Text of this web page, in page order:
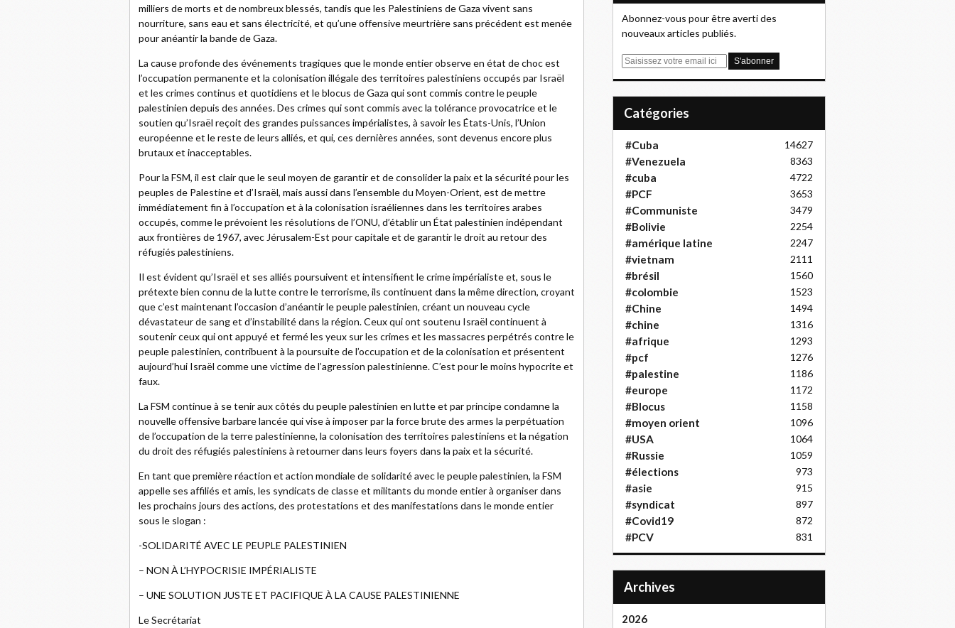
milliers de morts et de nombreux blessés, tandis que les Palestiniens de Gaza vivent sans
nourriture, sans eau et sans électricité, et qu’une offensive meurtrière sans précédent est menée
pour anéantir la bande de Gaza.
La cause profonde des événements tragiques que le monde entier observe en état de choc est
l’occupation permanente et la colonisation illégale des territoires palestiniens occupés par Israël
et les crimes continus et quotidiens et le blocus de Gaza qui sont commis contre le peuple
palestinien depuis des années. Des crimes qui sont commis avec la tolérance provocatrice et le
soutien qu’Israël reçoit des grandes puissances impérialistes, à savoir les États-Unis, l’Union
européenne et le reste de leurs alliés, et qui, ces dernières années, sont devenus encore plus
brutaux et inacceptables.
Pour la FSM, il est clair que le seul moyen de garantir et de consolider la paix et la sécurité pour les
peuples de Palestine et d’Israël, mais aussi dans l’ensemble du Moyen-Orient, est de mettre
immédiatement fin à l’occupation et à la colonisation israéliennes dans les territoires arabes
occupés, comme le prévoient les résolutions de l’ONU, d’établir un État palestinien indépendant
aux frontières de 1967, avec Jérusalem-Est pour capitale et de garantir le droit au retour des
réfugiés palestiniens.
Il est évident qu’Israël et ses alliés poursuivent et intensifient le crime impérialiste et, sous le
prétexte bien connu de la lutte contre le terrorisme, ils continuent dans la même direction, croyant
que c’est maintenant l’occasion d’anéantir le peuple palestinien, créant un nouveau cycle
dévastateur de sang et d’instabilité dans la région. Ceux qui ont soutenu Israël continuent à
soutenir ceux qui ont appuyé et fermé les yeux sur les crimes et les massacres perpétrés contre le
peuple palestinien, contribuent à la poursuite de l’occupation et de la colonisation et présentent
aujourd’hui Israël comme une victime de l’agression palestinienne. C’est pour le moins hypocrite et
faux.
La FSM continue à se tenir aux côtés du peuple palestinien en lutte et par principe condamne la
nouvelle offensive barbare lancée qui vise à imposer par la force brute des armes la perpétuation
de l’occupation de la terre palestinienne, la colonisation des territoires palestiniens et la négation
du droit des réfugiés palestiniens à retourner dans leurs foyers dans la paix et la sécurité.
En tant que première réaction et action mondiale de solidarité avec le peuple palestinien, la FSM
appelle ses affiliés et amis, les syndicats de classe et militants du monde entier à organiser dans
les prochains jours des actions, des protestations et des manifestations dans le monde entier
sous le slogan :
-SOLIDARITÉ AVEC LE PEUPLE PALESTINIEN
– NON À L’HYPOCRISIE IMPÉRIALISTE
– UNE SOLUTION JUSTE ET PACIFIQUE À LA CAUSE PALESTINIENNE
Le Secrétariat
Abonnez-vous pour être averti des
nouveaux articles publiés.
E
Catégories
#Cuba 14627
#Venezuela 8363
#cuba 4722
#PCF 3653
#Communiste 3479
#Bolivie 2254
#amérique latine 2247
#vietnam 2111
#brésil 1560
#colombie 1523
#Chine 1494
#chine 1316
#afrique 1293
#pcf 1276
#palestine 1186
#europe 1172
#Blocus 1158
#moyen orient 1096
#USA 1064
#Russie 1059
#élections 973
#asie 915
#syndicat 897
#Covid19 872
#PCV 831
Archives
2026